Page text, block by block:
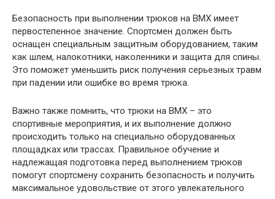
Безопасность при выполнении трюков на ВМХ имеет
первостепенное значение. Спортсмен должен быть
оснащен специальным защитным оборудованием, таким
как шлем, налокотники, наколенники и защита для спины.
Это поможет уменьшить риск получения серьезных травм
при падении или ошибке во время трюка.
Важно также помнить, что трюки на ВМХ – это
спортивные мероприятия, и их выполнение должно
происходить только на специально оборудованных
площадках или трассах. Правильное обучение и
надлежащая подготовка перед выполнением трюков
помогут спортсмену сохранить безопасность и получить
максимальное удовольствие от этого увлекательного